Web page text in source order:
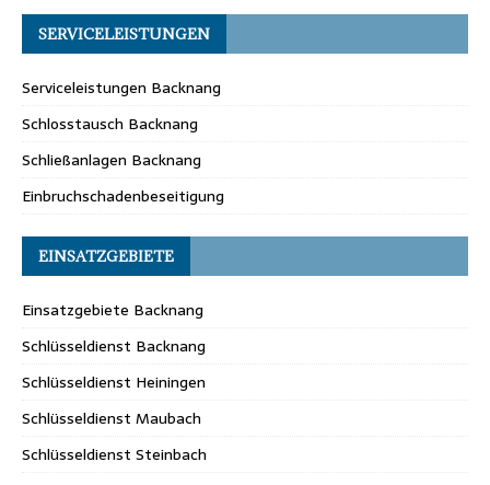
SERVICELEISTUNGEN
Serviceleistungen Backnang
Schlosstausch Backnang
Schließanlagen Backnang
Einbruchschadenbeseitigung
EINSATZGEBIETE
Einsatzgebiete Backnang
Schlüsseldienst Backnang
Schlüsseldienst Heiningen
Schlüsseldienst Maubach
Schlüsseldienst Steinbach